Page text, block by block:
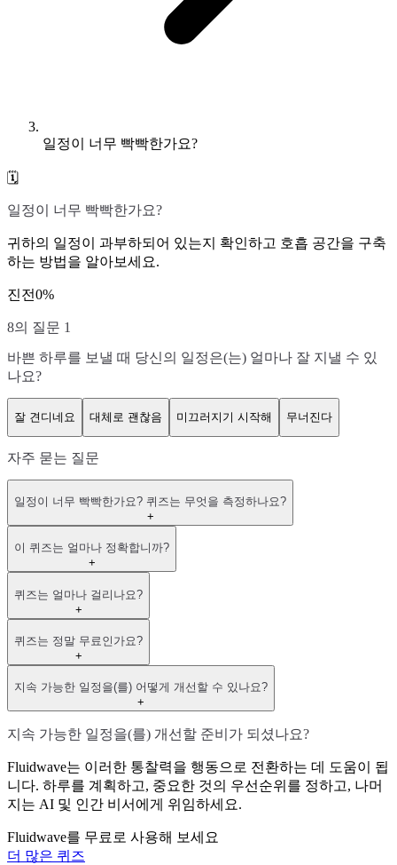
일정이 너무 빡빡한가요?
🗓️
일정이 너무 빡빡한가요?
귀하의 일정이 과부하되어 있는지 확인하고 호흡 공간을 구축
하는 방법을 알아보세요.
진전0%
8의 질문 1
바쁜 하루를 보낼 때 당신의 일정은(는) 얼마나 잘 지낼 수 있
나요?
잘 견디네요 대체로 괜찮음 미끄러지기 시작해 무너진다
자주 묻는 질문
일정이 너무 빡빡한가요? 퀴즈는 무엇을 측정하나요?
+
이 퀴즈는 얼마나 정확합니까?
+
퀴즈는 얼마나 걸리나요?
+
퀴즈는 정말 무료인가요?
+
지속 가능한 일정을(를) 어떻게 개선할 수 있나요?
+
지속 가능한 일정을(를) 개선할 준비가 되셨나요?
Fluidwave는 이러한 통찰력을 행동으로 전환하는 데 도움이 됩
니다. 하루를 계획하고, 중요한 것의 우선순위를 정하고, 나머
지는 AI 및 인간 비서에게 위임하세요.
Fluidwave를 무료로 사용해 보세요
더 많은 퀴즈